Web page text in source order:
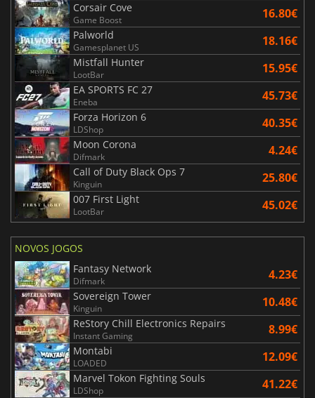
Corsair Cove
Game Boost 16.80€
Palworld
Gamesplanet US 18.16€
Mistfall Hunter
LootBar 15.95€
EA SPORTS FC 27
Eneba 45.73€
Forza Horizon 6
LDShop 40.35€
Moon Corona
Difmark 4.24€
Call of Duty Black Ops 7
Kinguin 25.80€
007 First Light
LootBar 45.02€
NOVOS JOGOS
Fantasy Network
Difmark 4.23€
Sovereign Tower
Kinguin 10.48€
ReStory Chill Electronics Repairs
Instant Gaming 8.99€
Montabi
LOADED 12.09€
Marvel Tokon Fighting Souls
LDShop 41.22€